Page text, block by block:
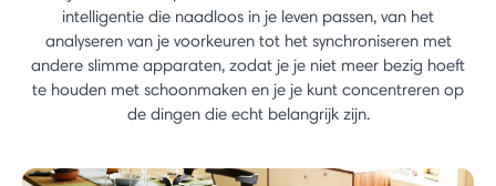
intelligentie die naadloos in je leven passen, van het
analyseren van je voorkeuren tot het synchroniseren met
andere slimme apparaten, zodat je je niet meer bezig hoeft
te houden met schoonmaken en je je kunt concentreren op
de dingen die echt belangrijk zijn.